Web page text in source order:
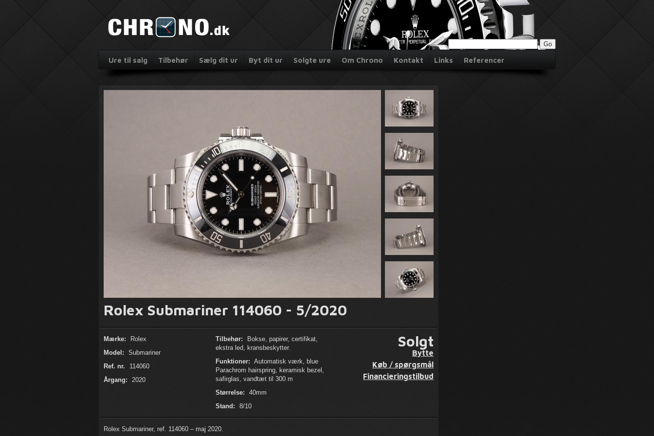
Ure til salg Tilbehør Sælg dit ur Byt dit ur Solgte ure Om Chrono Kontakt Links Referencer
Rolex Submariner 114060 - 5/2020
Mærke:
Rolex
Model:
Submariner
Ref. nr.
114060
Årgang:
2020
Tilbehør:
Bokse, papirer, certifikat,
ekstra led, kransbeskytter.
Funktioner: Automatisk værk, blue
Parachrom hairspring, keramisk bezel,
safirglas, vandtæt til 300 m
Størrelse:
40mm
Stand:
8/10
Solgt
Bytte
Køb / spørgsmål
Financieringstilbud
Rolex Submariner, ref. 114060 – maj 2020.